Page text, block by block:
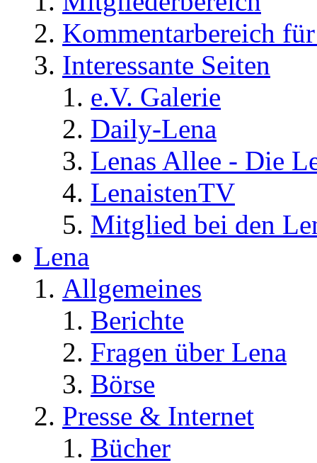
Kommentarbereich
Interessante Seiten
e.V. Galerie
Daily-Lena
Lenas Allee - Die
LenaistenTV
Mitglied bei den
Lena
Allgemeines
Berichte
Fragen über Lena
Börse
Presse & Internet
Bücher